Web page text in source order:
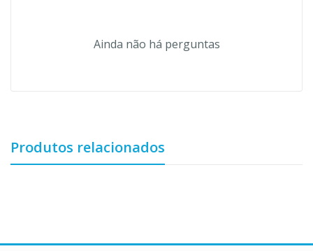
Ainda não há perguntas
Produtos relacionados